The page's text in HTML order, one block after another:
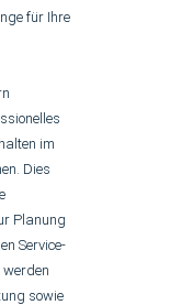
für Ihre
im
Dies
Planung
Service-
sowie